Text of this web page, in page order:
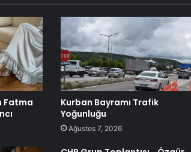
Fatma
Kurban Bayramı Trafik
Yoğunluğu
Ağustos 7, 2026